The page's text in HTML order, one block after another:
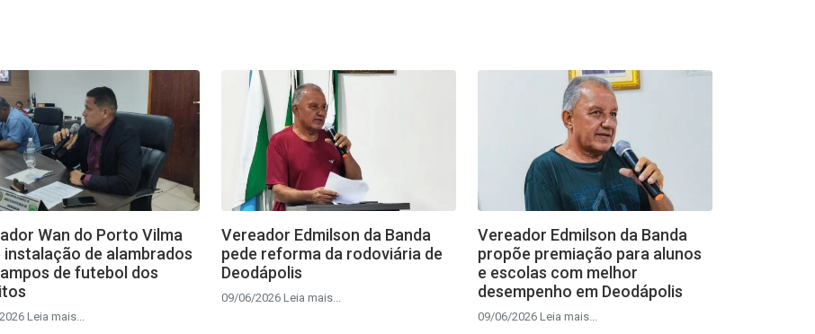
Wan do Porto Vilma
instalação de alambrados
de futebol dos
Leia mais...
Vereador Edmilson da Banda
pede reforma da rodoviária de
Deodápolis
09/06/2026 Leia mais...
Vereador Edmilson da Banda
propõe premiação para alunos
e escolas com melhor
desempenho em Deodápolis
09/06/2026 Leia mais...